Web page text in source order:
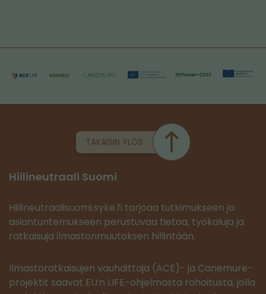
TAKAISIN YLÖS
Hiilineutraali Suomi
Hiilineutraalisuomi.syke.fi tarjoaa tutkimukseen ja
asiantuntemukseen perustuvaa tietoa, työkaluja ja
ratkaisuja ilmastonmuutoksen hillintään.
Ilmastoratkaisujen vauhdittaja (ACE)- ja Canemure-
projektit saavat EU:n LIFE-ohjelmasta rahoitusta, jolla